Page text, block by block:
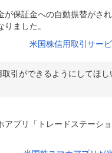
保証金への自動振替がさ
ました。
米国株信用取引サー
引ができるようにしてほし
プリ「トレードステーシ